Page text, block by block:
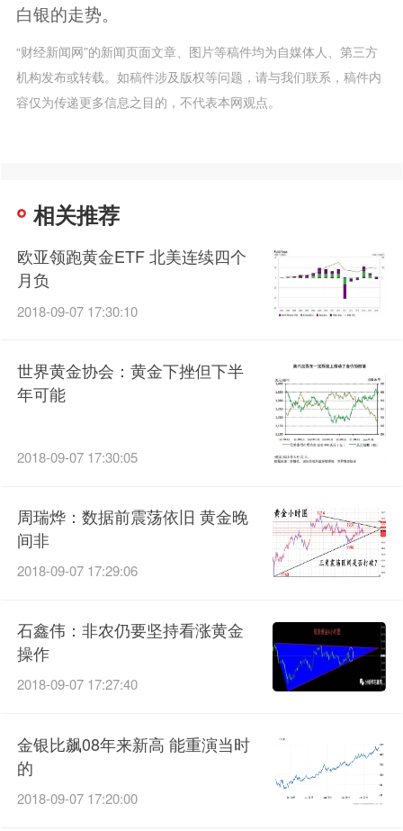
白银的走势。
“财经新闻网”的新闻页面文章、图片等稿件均为自媒体人、第三方
机构发布或转载。如稿件涉及版权等问题，请与我们联系，稿件内
容仅为传递更多信息之目的，不代表本网观点。
相关推荐
欧亚领跑黄金ETF 北美连续四个
月负
2018-09-07 17:30:10
世界黄金协会：黄金下挫但下半
年可能
2018-09-07 17:30:05
周瑞烨：数据前震荡依旧 黄金晚
间非
2018-09-07 17:29:06
石鑫伟：非农仍要坚持看涨黄金
操作
2018-09-07 17:27:40
金银比飙08年来新高 能重演当时
的
2018-09-07 17:20:00